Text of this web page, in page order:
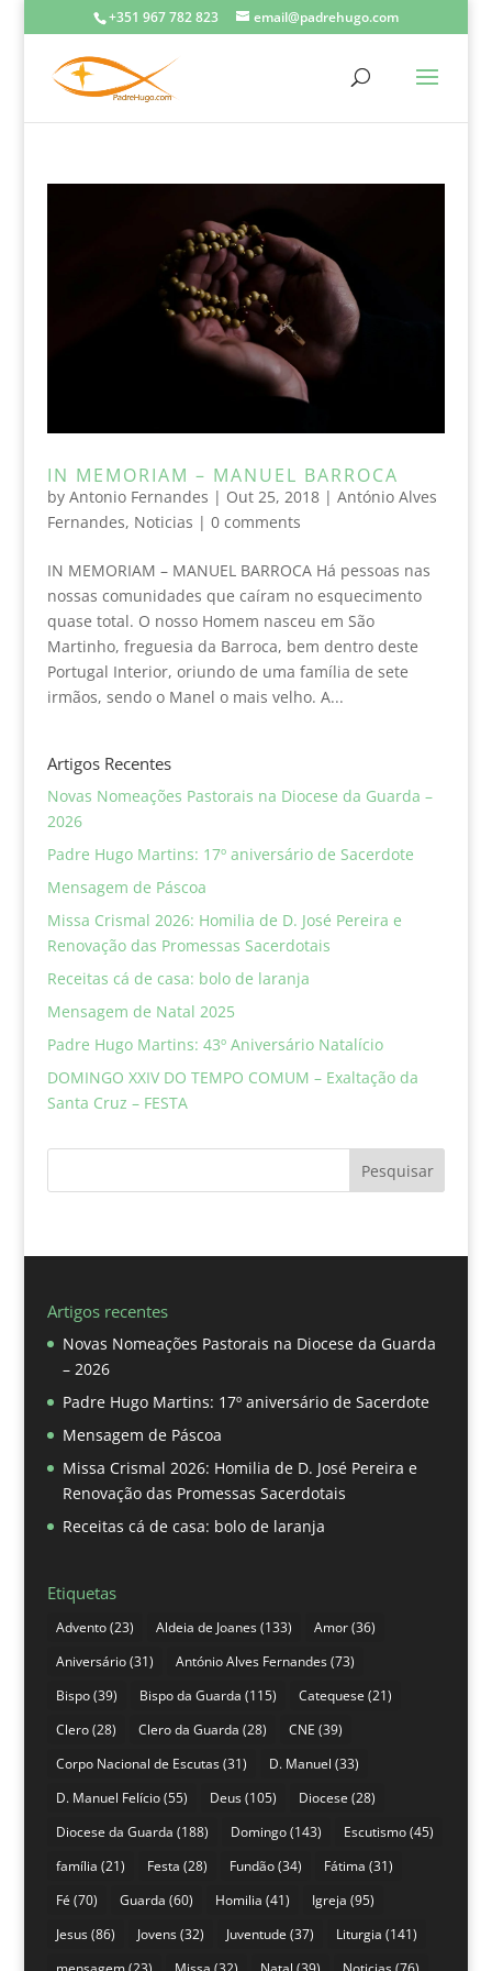
+351 967 782 823 email@padrehugo.com
IN MEMORIAM – MANUEL BARROCA
by Antonio Fernandes | Out 25, 2018| António Alves
Fernandes, Noticias | 0 comments
IN MEMORIAM – MANUEL BARROCA Há pessoas nas
nossas comunidades que caíram no esquecimento
quase total. O nosso Homem nasceu em São
Martinho, freguesia da Barroca, bem dentro deste
Portugal Interior, oriundo de uma família de sete
irmãos, sendo o Manel o mais velho. A...
Artigos Recentes
Novas Nomeações Pastorais na Diocese da Guarda –
2026
Padre Hugo Martins: 17º aniversário de Sacerdote
Mensagem de Páscoa
Missa Crismal 2026: Homilia de D. José Pereira e
Renovação das Promessas Sacerdotais
Receitas cá de casa: bolo de laranja
Mensagem de Natal 2025
Padre Hugo Martins: 43º Aniversário Natalício
DOMINGO XXIV DO TEMPO COMUM – Exaltação da
Santa Cruz – FESTA
Pesquisar
Artigos recentes
Novas Nomeações Pastorais na Diocese da Guarda
– 2026
Padre Hugo Martins: 17º aniversário de Sacerdote
Mensagem de Páscoa
Missa Crismal 2026: Homilia de D. José Pereira e
Renovação das Promessas Sacerdotais
Receitas cá de casa: bolo de laranja
Etiquetas
Advento(23) Aldeia de Joanes(133) Amor(36)
Aniversário(31) António Alves Fernandes(73)
Bispo(39) Bispo da Guarda (115) Catequese (21)
Clero(28) Clero da Guarda (28) CNE (39)
Corpo Nacional de Escutas(31) D. Manuel (33)
D. Manuel Felício(55) Deus(105) Diocese (28)
Diocese da Guarda (188) Domingo(143) Escutismo(45)
família (21) Festa (28) Fundão(34) Fátima (31)
Fé (70) Guarda (60) Homilia (41) Igreja (95)
Jesus(86) Jovens(32) Juventude (37) Liturgia (141)